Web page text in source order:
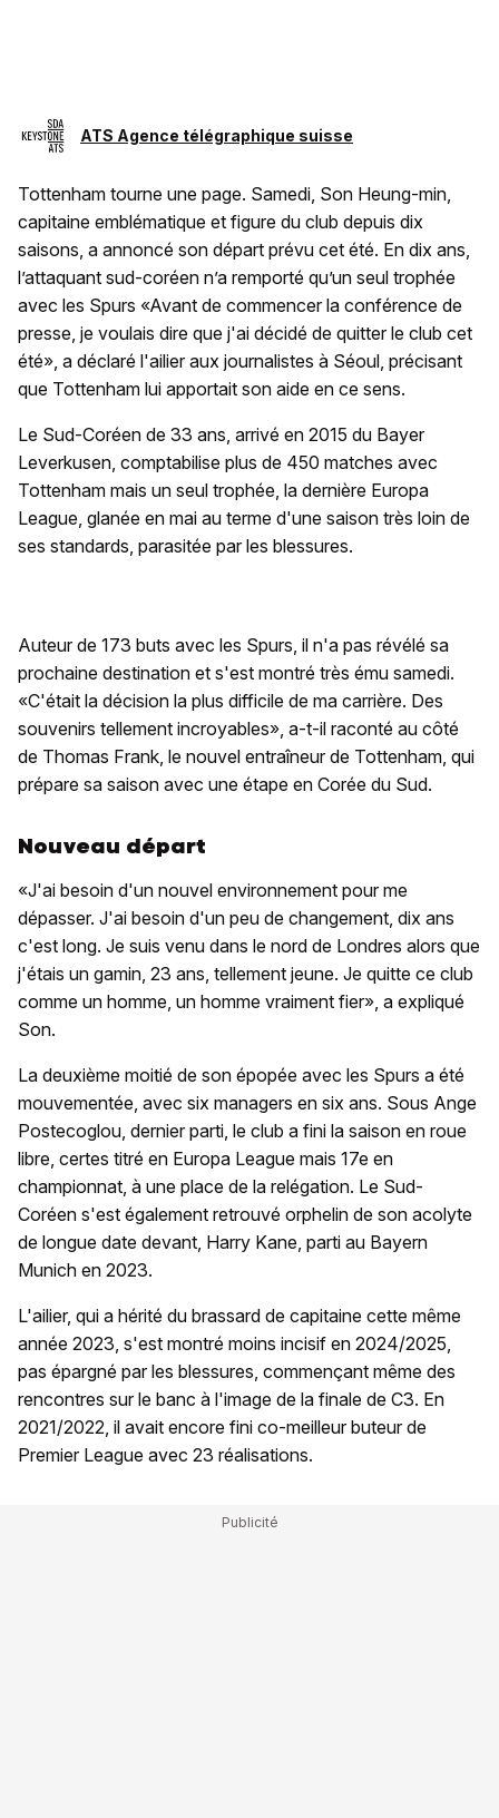
ATS Agence télégraphique suisse
Tottenham tourne une page. Samedi, Son Heung-min,
capitaine emblématique et figure du club depuis dix
saisons, a annoncé son départ prévu cet été. En dix ans,
l’attaquant sud-coréen n’a remporté qu’un seul trophée
avec les Spurs «Avant de commencer la conférence de
presse, je voulais dire que j'ai décidé de quitter le club cet
été», a déclaré l'ailier aux journalistes à Séoul, précisant
que Tottenham lui apportait son aide en ce sens.
Le Sud-Coréen de 33 ans, arrivé en 2015 du Bayer
Leverkusen, comptabilise plus de 450 matches avec
Tottenham mais un seul trophée, la dernière Europa
League, glanée en mai au terme d'une saison très loin de
ses standards, parasitée par les blessures.
Auteur de 173 buts avec les Spurs, il n'a pas révélé sa
prochaine destination et s'est montré très ému samedi.
«C'était la décision la plus difficile de ma carrière. Des
souvenirs tellement incroyables», a-t-il raconté au côté
de Thomas Frank, le nouvel entraîneur de Tottenham, qui
prépare sa saison avec une étape en Corée du Sud.
Nouveau départ
«J'ai besoin d'un nouvel environnement pour me
dépasser. J'ai besoin d'un peu de changement, dix ans
c'est long. Je suis venu dans le nord de Londres alors que
j'étais un gamin, 23 ans, tellement jeune. Je quitte ce club
comme un homme, un homme vraiment fier», a expliqué
Son.
La deuxième moitié de son épopée avec les Spurs a été
mouvementée, avec six managers en six ans. Sous Ange
Postecoglou, dernier parti, le club a fini la saison en roue
libre, certes titré en Europa League mais 17e en
championnat, à une place de la relégation. Le Sud-
Coréen s'est également retrouvé orphelin de son acolyte
de longue date devant, Harry Kane, parti au Bayern
Munich en 2023.
L'ailier, qui a hérité du brassard de capitaine cette même
année 2023, s'est montré moins incisif en 2024/2025,
pas épargné par les blessures, commençant même des
rencontres sur le banc à l'image de la finale de C3. En
2021/2022, il avait encore fini co-meilleur buteur de
Premier League avec 23 réalisations.